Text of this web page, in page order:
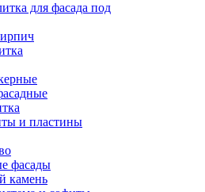
для фасада под
и пластины
фасады
камень